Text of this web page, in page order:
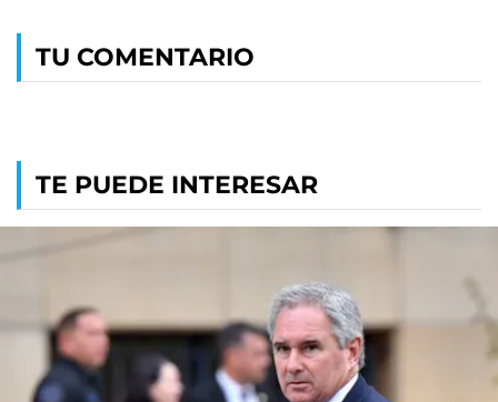
TU COMENTARIO
TE PUEDE INTERESAR